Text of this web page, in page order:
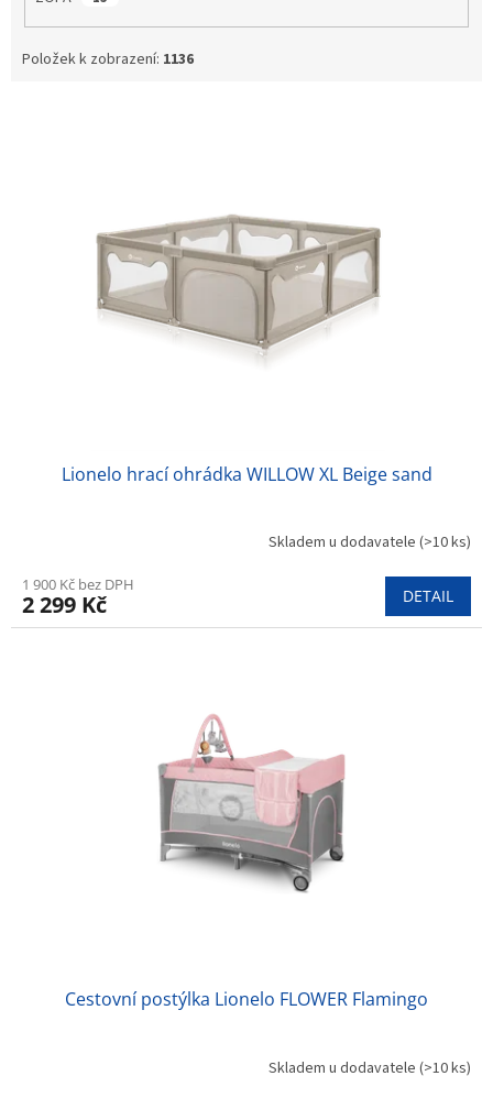
Položek k zobrazení: 1136
Lionelo hrací ohrádka WILLOW XL Beige sand
Skladem u dodavatele (>10 ks)
1 900 Kč bez DPH
2 299 Kč DETAIL
Cestovní postýlka Lionelo FLOWER Flamingo
Skladem u dodavatele (>10 ks)